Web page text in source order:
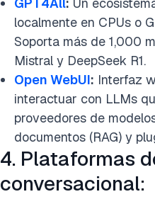
localmente en CPUs o
Soporta más de 1,000
Mistral y DeepSeek R1.
Open WebUI: Interfaz
interactuar con LLMs
proveedores de
documentos (RAG) y
4. Plataformas
conversacional: